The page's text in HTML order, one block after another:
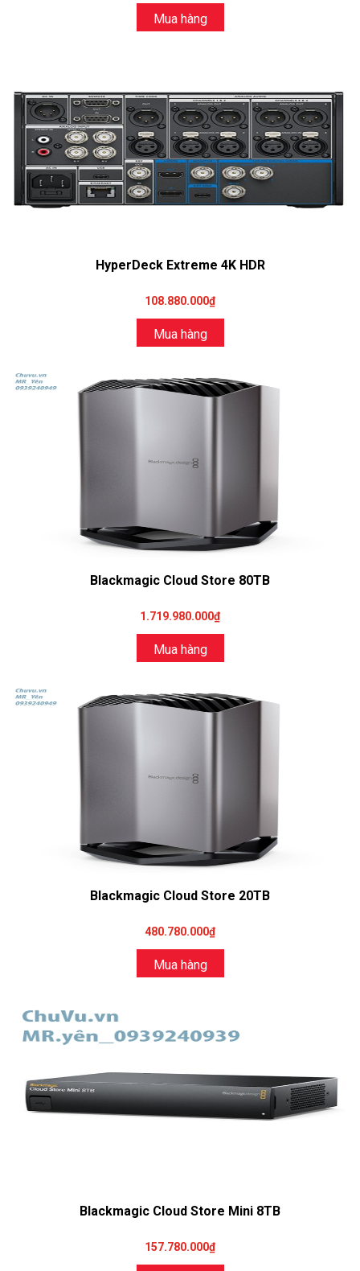
Mua hàng
HyperDeck Extreme 4K HDR
108.880.000₫
Mua hàng
Blackmagic Cloud Store 80TB
1.719.980.000₫
Mua hàng
Blackmagic Cloud Store 20TB
480.780.000₫
Mua hàng
Blackmagic Cloud Store Mini 8TB
157.780.000₫